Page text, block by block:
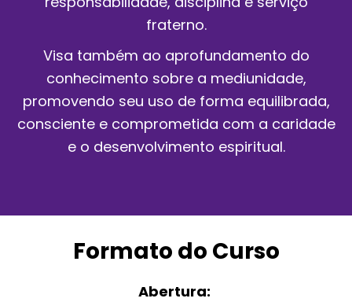
fraterno.
Visa também ao aprofundamento do
conhecimento sobre a mediunidade,
promovendo seu uso de forma equilibrada,
consciente e comprometida com a caridade
e o desenvolvimento espiritual.
Formato do Curso
Abertura: